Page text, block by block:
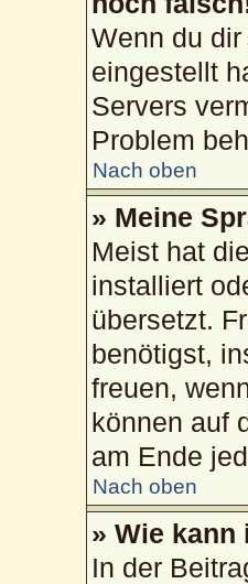
Wenn du
eingestellt
Servers
Problem
Nach oben
» Meine
Meist hat
installiert
übersetzt.
benötigst,
freuen,
können auf
am Ende
Nach oben
» Wie kann
In der